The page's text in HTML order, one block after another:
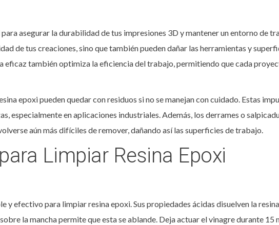
asegurar la durabilidad de tus impresiones 3D y mantener un entorno de
de tus creaciones, sino que también pueden dañar las herramientas y
eficaz también optimiza la eficiencia del trabajo, permitiendo que cada
epoxi pueden quedar con residuos si no se manejan con cuidado. Estas
especialmente en aplicaciones industriales. Además, los derrames o
aún más difíciles de remover, dañando así las superficies de trabajo.
Limpiar Resina Epoxi
y efectivo para limpiar resina epoxi. Sus propiedades ácidas disuelven la
la mancha permite que esta se ablande. Deja actuar el vinagre durante 15